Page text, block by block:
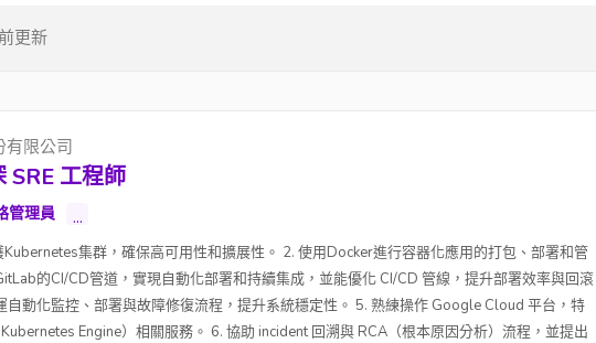
更新
限公司
SRE 工程師
管理員 ...
集群，確保高可用性和擴展性。 2. 使用Docker進行容器化應用的打包、部署和管
的CI/CD管道，實現自動化部署和持續集成，並能優化 CI/CD 管線，提升部署效率與回滾
自動化監控、部署與故障修復流程，提升系統穩定性。 5. 熟練操作 Google Cloud 平台，特
Engine）相關服務。 6. 協助 incident 回溯與 RCA（根本原因分析）流程，並提出